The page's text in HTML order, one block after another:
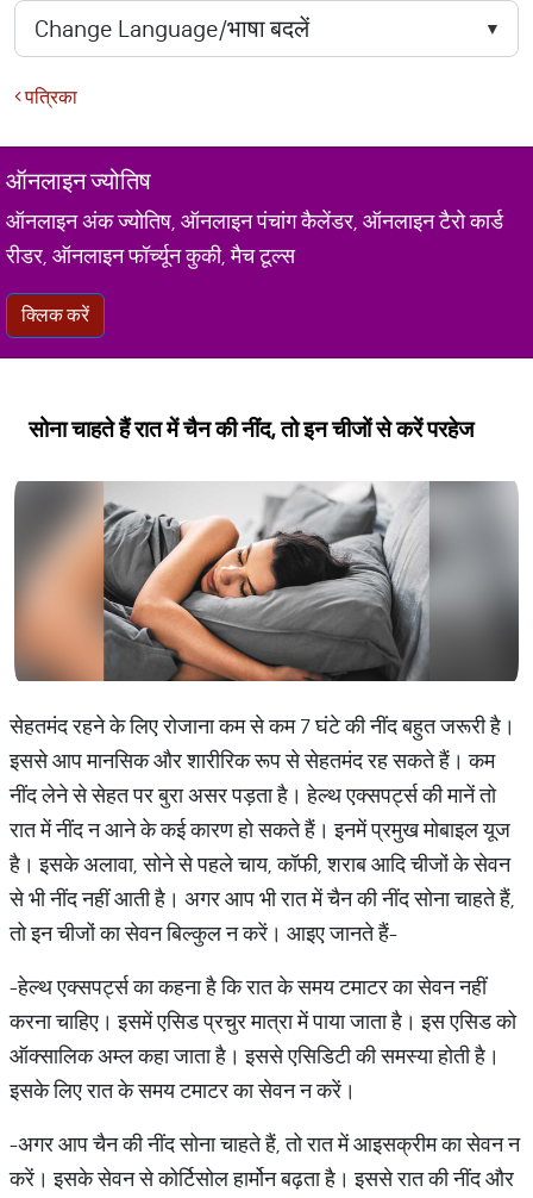
पत्रिका
ऑनलाइन ज्योतिष
ऑनलाइन अंक ज्योतिष, ऑनलाइन पंचांग कैलेंडर, ऑनलाइन टैरो कार्ड
रीडर, ऑनलाइन फॉर्च्यून कुकी, मैच टूल्स
क्लिक करें
सोना चाहते हैं रात में चैन की नींद, तो इन चीजों से करें परहेज
सेहतमंद रहने के लिए रोजाना कम से कम 7 घंटे की नींद बहुत जरूरी है।
इससे आप मानसिक और शारीरिक रूप से सेहतमंद रह सकते हैं। कम
नींद लेने से सेहत पर बुरा असर पड़ता है। हेल्थ एक्सपर्ट्स की मानें तो
रात में नींद न आने के कई कारण हो सकते हैं। इनमें प्रमुख मोबाइल यूज
है। इसके अलावा, सोने से पहले चाय, कॉफी, शराब आदि चीजों के सेवन
से भी नींद नहीं आती है। अगर आप भी रात में चैन की नींद सोना चाहते हैं,
तो इन चीजों का सेवन बिल्कुल न करें। आइए जानते हैं-
-हेल्थ एक्सपर्ट्स का कहना है कि रात के समय टमाटर का सेवन नहीं
करना चाहिए। इसमें एसिड प्रचुर मात्रा में पाया जाता है। इस एसिड को
ऑक्सालिक अम्ल कहा जाता है। इससे एसिडिटी की समस्या होती है।
इसके लिए रात के समय टमाटर का सेवन न करें।
-अगर आप चैन की नींद सोना चाहते हैं, तो रात में आइसक्रीम का सेवन न
करें। इसके सेवन से कोर्टिसोल हार्मोन बढ़ता है। इससे रात की नींद और